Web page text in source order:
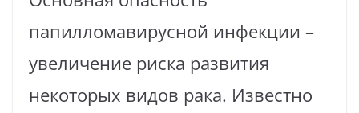
папилломавирусной инфекции –
увеличение риска развития
некоторых видов рака. Известно